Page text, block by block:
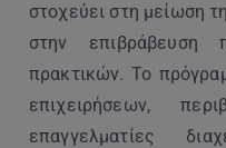
στοχεύει στη μείωση
στην επιβράβευση
πρακτικών. Το
επιχειρήσεων,
επαγγελματίες